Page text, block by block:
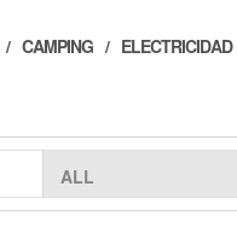
CAMPING ELECTRICIDAD